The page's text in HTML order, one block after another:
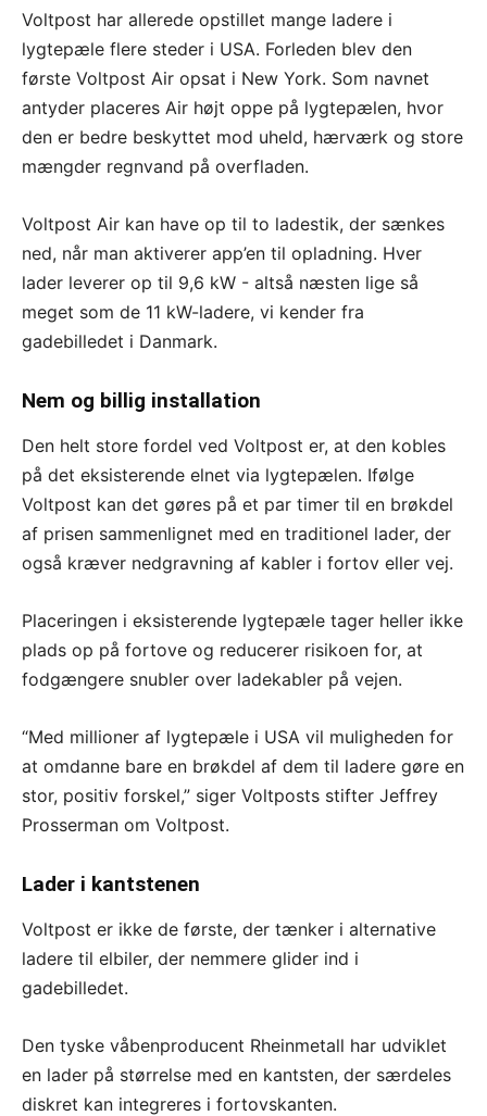
Voltpost har allerede opstillet mange ladere i
lygtepæle flere steder i USA. Forleden blev den
første Voltpost Air opsat i New York. Som navnet
antyder placeres Air højt oppe på lygtepælen, hvor
den er bedre beskyttet mod uheld, hærværk og store
mængder regnvand på overfladen.
Voltpost Air kan have op til to ladestik, der sænkes
ned, når man aktiverer app’en til opladning. Hver
lader leverer op til 9,6 kW - altså næsten lige så
meget som de 11 kW-ladere, vi kender fra
gadebilledet i Danmark.
Nem og billig installation
Den helt store fordel ved Voltpost er, at den kobles
på det eksisterende elnet via lygtepælen. Ifølge
Voltpost kan det gøres på et par timer til en brøkdel
af prisen sammenlignet med en traditionel lader, der
også kræver nedgravning af kabler i fortov eller vej.
Placeringen i eksisterende lygtepæle tager heller ikke
plads op på fortove og reducerer risikoen for, at
fodgængere snubler over ladekabler på vejen.
“Med millioner af lygtepæle i USA vil muligheden for
at omdanne bare en brøkdel af dem til ladere gøre en
stor, positiv forskel,” siger Voltposts stifter Jeffrey
Prosserman om Voltpost.
Lader i kantstenen
Voltpost er ikke de første, der tænker i alternative
ladere til elbiler, der nemmere glider ind i
gadebilledet.
Den tyske våbenproducent Rheinmetall har udviklet
en lader på størrelse med en kantsten, der særdeles
diskret kan integreres i fortovskanten.